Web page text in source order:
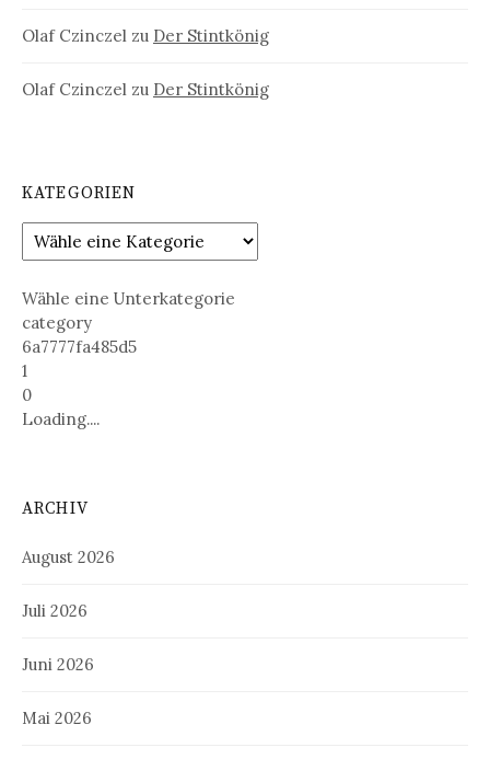
Olaf Czinczel zu Der Stintkönig
Olaf Czinczel zu Der Stintkönig
KATEGORIEN
Wähle eine Unterkategorie
category
6a7777fa485d5
1
0
Loading....
ARCHIV
August 2026
Juli 2026
Juni 2026
Mai 2026